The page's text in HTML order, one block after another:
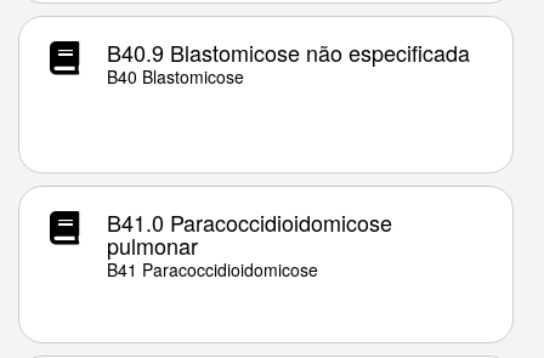
B40.9 Blastomicose não especificada
B40 Blastomicose
B41.0 Paracoccidioidomicose
pulmonar
B41 Paracoccidioidomicose